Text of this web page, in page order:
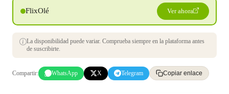
FlixOlé Ver ahora
La disponibilidad puede variar. Comprueba siempre en la plataforma antes
de suscribirte.
Compartir: WhatsApp X Telegram Copiar enlace